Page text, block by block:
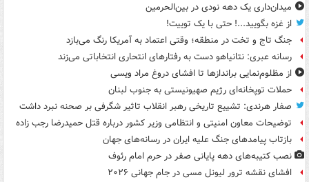
میدان‌داری یک دهه نودی در بین‌الحرمین
از غزه بگویید...! حتی با یک توییت!
جنگ تاج و تخت در منطقه؛ وقتی اعتماد به آمریکا رنگ می‌بازد
رسانه عبری: نتانیاهو دست به رفتارهای انتحاری انتخاباتی می‌زند
از مظلوم‌نمایی براندازها تا افشای دروغ مراد ویسی
حملات توپخانه‌ای رژیم صهیونیستی به جنوب لبنان
صفار هرندی: تشییع تاریخی رهبر انقلاب تاثیر شگرفی بر صحنه نبرد داشت
توضیحات معاون امنیتی و انتظامی وزیر کشور درباره قتل حمیدرضا رجب زاده
بازتاب پیامدهای جنگ علیه ایران در رسانه‌های جهان
نصب کتیبه‌های دهه پایانی صفر در حرم امام رئوف
افشای نقشه ترور لیونل مسی در جام جهانی ۲۰۲۶